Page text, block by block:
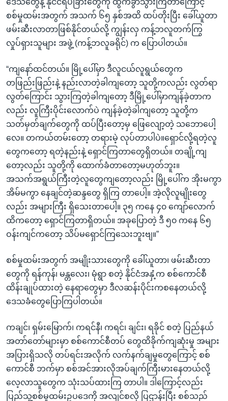
စစ်မှုထမ်းအတွက် အသက် ၆၅ နှစ်အထိ ထပ်တိုးပြီး ခေါ်ယူတာ
ဖမ်းဆီးလာတာဖြစ်နိုင်တယ်လို့ ကျွန်းလှ ကန့်ဘလူတက်ကြွ
လှုပ်ရှားသူများ အဖွဲ့ (ကန့်ဘလူခရိုင်) က ပြောပါတယ်။
“ကျနော်ထင်တယ်။ မြို့ပေါ်မှာ ဒီလူငယ်လူရွယ်တွေက
တဖြည်းဖြည်းနဲ့ နည်းလာတဲ့ခါကျတော့ သူတို့ကလည်း လွတ်ရာ
လွတ်ကြောင်း သွားကြတဲ့ခါကျတော့ ဒီမြို့ပေါ်မှာကျန်ခဲ့တာက
လည်း လူကြီးပိုင်းလောက်ပဲ ကျန်ခဲ့တဲ့ခါကျတော့ သူတို့က
သတ်မှတ်ချက်တွေကို ထပ်ပြီးတော့မှ ဖြေလျော့တဲ့ သဘောပေါ့
လေ။ တကယ်တမ်းတော့ တရားမဲ့ လုပ်တာပါပဲ။ရှောင်လို့ရတဲ့လူ
တွေကတော့ ရတဲ့နည်းနဲ့ ရှောင်ကြတာတွေရှိတယ်။ တချို့ကျ
တော့လည်း သူတို့ကို ထောက်ခံတာတော့မဟုတ်ဘူး။
အသက်အရွယ်ကြီးတဲ့လူတွေကျတော့လည်း မြို့ပေါ်က အိုးမကွာ
အိမ်မကွာ နေချင်တဲ့ဆန္ဒတွေ ရှိကြ တာပေါ့။ အဲ့လိုလူမျိုးတွေ
လည်း အများကြီး ရှိသေးတာပေါ့။ ၃၅ ကနေ ၄၀ ကျော်လောက်
ထိကတော့ ရှောင်ကြတာရှိတယ်။ အခုပြောတဲ့ ဒီ ၅၀ ကနေ ၆၅
ဝန်းကျင်ကတော့ သိပ်မရှောင်ကြသေးဘူးဗျ။”
စစ်မှုထမ်းအတွက် အမျိုးသားတွေကို ခေါ်ယူတာ၊ ဖမ်းဆီးတာ
တွေကို ရန်ကုန်၊ မန္တလေး၊ မုံရွာ စတဲ့ နိုင်ငံအနှံ့က စစ်ကောင်စီ
ထိန်းချုပ်ထားတဲ့ နေရာတွေမှာ ဒီလဆန်းပိုင်းကစနေတယ်လို့
ဒေသခံတွေပြောကြပါတယ်။
ကချင်၊ ရှမ်းမြောက်၊ ကရင်နီ၊ ကရင်၊ ချင်း၊ ရခိုင် စတဲ့ ပြည်နယ်
အတာ်တော်များမှာ စစ်ကောင်စီတပ် တွေထိခိုက်ကျဆုံးမှု အများ
အပြားရှိသလို တပ်ရင်းအလိုက် လက်နက်ချမှုတွေကြောင့် စစ်
ကောင်စီ ဘက်မှာ စစ်အင်အားလိုအပ်ချက်ကြီးမားနေတယ်လို့
လေ့လာသူတွေက သုံးသပ်ထားကြ တာပါ။ ဒါကြောင့်လည်း
ပြည်သူ့စစ်မှုထမ်းဥပဒေကို အလျင်စလို ပြဌာန်းပြီး စစ်သည်